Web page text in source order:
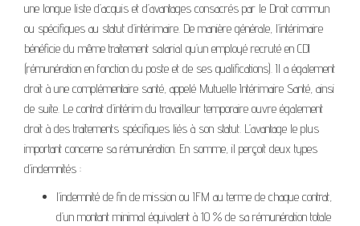
une longue liste d’acquis et d’avantages consacrés par le Droit commun
ou spécifiques au statut d’intérimaire. De manière générale, l’intérimaire
bénéficie du même traitement salarial qu’un employé recruté en CDI
(rémunération en fonction du poste et de ses qualifications). Il a également
droit à une complémentaire santé, appelé Mutuelle Intérimaire Santé, ainsi
de suite. Le contrat d’intérim du travailleur temporaire ouvre également
droit à des traitements spécifiques liés à son statut. L’avantage le plus
important concerne sa rémunération. En somme, il perçoit deux types
d’indemnités :
l’indemnité de fin de mission ou IFM au terme de chaque contrat,
d’un montant minimal équivalent à 10 % de sa rémunération totale